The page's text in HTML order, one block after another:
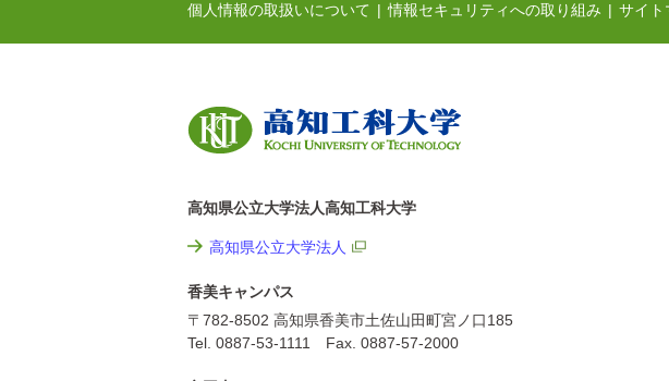
個人情報の取扱いについて 情報セキュリティへの取り組み サイト
高知県公立大学法人高知工科大学
高知県公立大学法人
香美キャンパス
〒782-8502 高知県香美市土佐山田町宮ノ口185
Tel. 0887-53-1111 Fax. 0887-57-2000